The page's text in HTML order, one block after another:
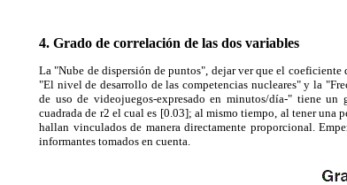
4. Grado de correlación de las dos variables
La "Nube de dispersión de puntos", dejar ver que el coeficiente
"El nivel de desarrollo de las competencias nucleares" y la
de uso de videojuegos-expresado en minutos/día-" tiene
cuadrada de r2 el cual es [0.03]; al mismo tiempo, al tener una
hallan vinculados de manera directamente proporcional.
informantes tomados en cuenta.